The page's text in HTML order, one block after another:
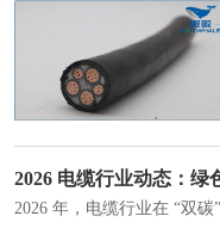
2026 电缆行业动态：